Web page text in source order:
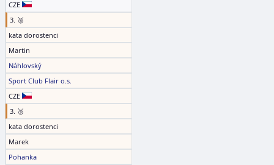
CZE
3. 🥉
kata dorostenci
Martin
Náhlovský
Sport Club Flair o.s.
CZE
3. 🥉
kata dorostenci
Marek
Pohanka